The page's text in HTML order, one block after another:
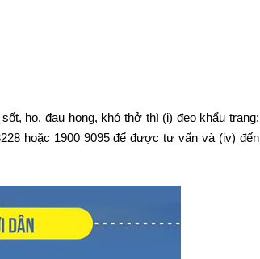
ho, đau họng, khó thở thì (i) đeo khẩu trang;
hoặc 1900 9095 để được tư vấn và (iv) đến